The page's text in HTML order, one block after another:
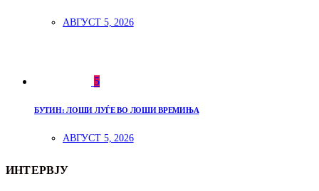
АВГУСТ 5, 2026
5
БУТИН: ЛОШИ ЛУЃЕ ВО ЛОШИ ВРЕМИЊА
АВГУСТ 5, 2026
ИНТЕРВЈУ